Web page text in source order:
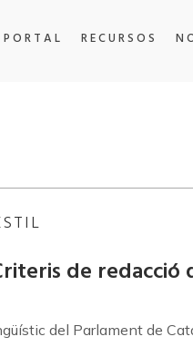
RECURSOS
de
del Parlament de